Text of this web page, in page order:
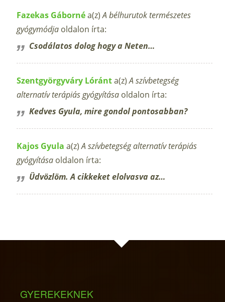
Fazekas Gábornéa(z)A bélhurutok természetes
gyógymódja oldalon írta:
Csodálatos dolog hogy a Neten…
Szentgyörgyváry Lóránta(z)A szívbetegség
alternatív terápiás gyógyítása oldalon írta:
Kedves Gyula, mire gondol pontosabban?
Kajos Gyula a(z)A szívbetegség alternatív terápiás
gyógyítása oldalon írta:
Üdvözlöm. A cikkeket elolvasva az…
GYEREKEKNEK